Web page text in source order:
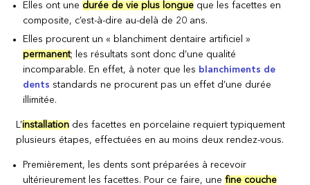
Elles ont une durée de vie plus longue que les facettes en
composite, c’est-à-dire au-delà de 20 ans.
Elles procurent un « blanchiment dentaire artificiel »
permanent; les résultats sont donc d’une qualité
incomparable. En effet, à noter que les blanchiments de
dents standards ne procurent pas un effet d’une durée
illimitée.
L’installation des facettes en porcelaine requiert typiquement
plusieurs étapes, effectuées en au moins deux rendez-vous.
Premièrement, les dents sont préparées à recevoir
ultérieurement les facettes. Pour ce faire, unefine couche